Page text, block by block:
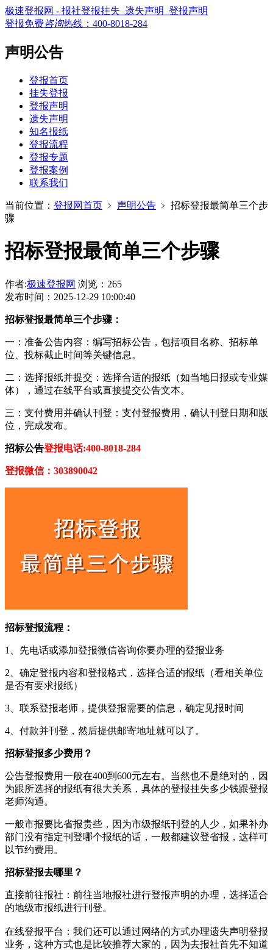
极速登报网 - 报社登报挂失_遗失声明_登报声明
登报免费咨询热线： 400-8018-284
声明公告
登报首页
挂失登报
登报声明
遗失声明
知名报纸
登报流程
登报专题
登报案例
联系我们
当前位置： 登报网首页 ﹥ 声明公告 ﹥ 招标登报最简单三个步
骤
招标登报最简单三个步骤
作者:极速登报网 浏览：265
发布时间：2025-12-29 10:00:40
招标登报最简单三个步骤：
‌一：准备公告内容‌：编写招标公告，包括项目名称、招标单
位、投标截止时间等关键信息。
‌二：选择报纸并提交‌：选择合适的报纸（如当地日报或专业媒
体），通过在线平台或直接提交公告文本。
‌三：支付费用并确认刊登‌：支付登报费用，确认刊登日期和版
位，完成发布。
招标公告登报电话:400-8018-284
登报微信：303890042
招标登报流程：
1、先电话或添加登报微信咨询你要办理的登报业务
2、确定登报内容和登报格式，选择合适的报纸（看相关单位
是否有要求报纸）
3、联系登报老师，提供登报需要的信息，确定见报时间
4、付款并刊登，然后提供邮寄地址就可以了。
招标登报多少费用？
公告登报费用一般在400到600元左右。当然也不是绝对的，因
为跟所选择的报纸有很大关系，具体的登报挂失多少钱跟登报
老师沟通。
一般市报要比省报贵些，因为市级报纸刊登的人少，如果补办
部门没有指定刊登哪个报纸的话，一般都建议登省报，这样可
以节约费用。
招标登报去哪里？
直接前往报社‌：‌前往当地报社进行登报声明的办理，‌选择适合
的地级市报纸进行刊登。‌
在线登报平台‌：‌我们还可以通过网络的方式办理遗失声明登报
业务，这种方式也是比较推荐大家的，因为去报社首先不知道